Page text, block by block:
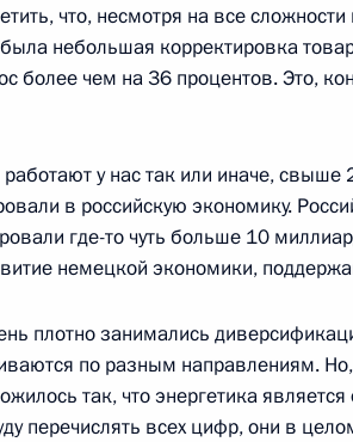
Федеральным канцлером Германии
Олафом Шольцем и Эммануэлем
Олафом Шольцем и Эммануэлем
что, несмотря на все
небольшая корректировка
более чем на 36 процентов. Это,
у нас так или иначе, свыше
в российскую экономику.
где-то чуть больше 10
немецкой экономики,
плотно занимались
по разным направлениям.
так, что энергетика
перечислять всех цифр, они в